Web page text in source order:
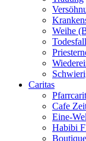
Weihe
Todesfall
Caritas
Cafe
Eine-
Habibi
Boutique